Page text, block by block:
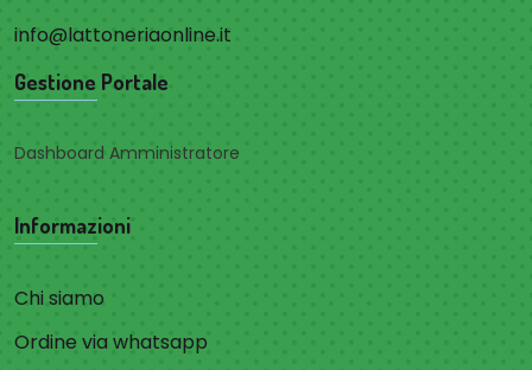
info@lattoneriaonline.it
Gestione Portale
Dashboard Amministratore
Informazioni
Chi siamo
Ordine via whatsapp